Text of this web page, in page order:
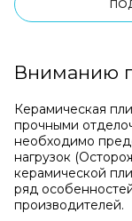
Вниманию
Керамическая
прочными
необходимо
нагрузок
керамической
ряд
производителей.